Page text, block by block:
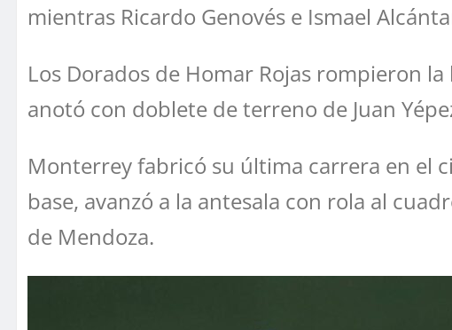
mientras Ricardo Genovés e Ismael
Los Dorados de Homar Rojas rompieron
anotó con doblete de terreno de Juan
Monterrey fabricó su última carrera en el
base, avanzó a la antesala con rola al
de Mendoza.